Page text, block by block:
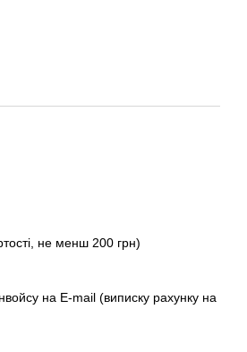
не менш 200 грн)
на E-mail (виписку рахунку на